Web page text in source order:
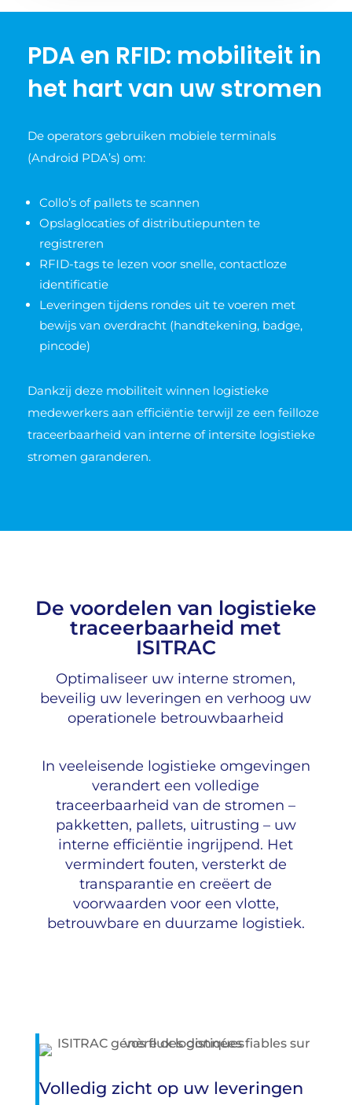
PDA en RFID: mobiliteit in
het hart van uw stromen
De operators gebruiken mobiele terminals
(Android PDA’s) om:
Collo’s of pallets te scannen
Opslaglocaties of distributiepunten te
registreren
RFID-tags te lezen voor snelle, contactloze
identificatie
Leveringen tijdens rondes uit te voeren met
bewijs van overdracht (handtekening, badge,
pincode)
Dankzij deze mobiliteit winnen logistieke
medewerkers aan efficiëntie terwijl ze een feilloze
traceerbaarheid van interne of intersite logistieke
stromen garanderen.
De voordelen van logistieke
traceerbaarheid met
ISITRAC
Optimaliseer uw interne stromen,
beveilig uw leveringen en verhoog uw
operationele betrouwbaarheid
In veeleisende logistieke omgevingen
verandert een volledige
traceerbaarheid van de stromen –
pakketten, pallets, uitrusting – uw
interne efficiëntie ingrijpend. Het
vermindert fouten, versterkt de
transparantie en creëert de
voorwaarden voor een vlotte,
betrouwbare en duurzame logistiek.
Volledig zicht op uw leveringen